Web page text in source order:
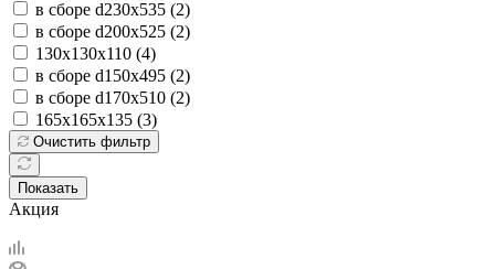
в сборе d230х535 (2)
в сборе d200х525 (2)
130х130х110 (4)
в сборе d150х495 (2)
в сборе d170х510 (2)
165х165х135 (3)
Очистить фильтр
Показать
Акция